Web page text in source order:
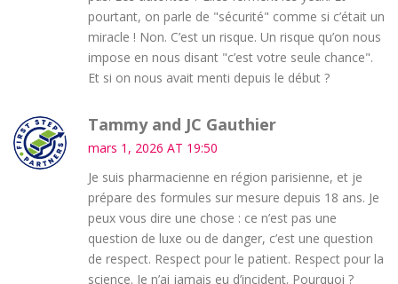
pourtant, on parle de "sécurité" comme si c’était un
miracle ! Non. C’est un risque. Un risque qu’on nous
impose en nous disant "c’est votre seule chance".
Et si on nous avait menti depuis le début ?
Tammy and JC Gauthier
mars 1, 2026 AT 19:50
Je suis pharmacienne en région parisienne, et je
prépare des formules sur mesure depuis 18 ans. Je
peux vous dire une chose : ce n’est pas une
question de luxe ou de danger, c’est une question
de respect. Respect pour le patient. Respect pour la
science. Je n’ai jamais eu d’incident. Pourquoi ?